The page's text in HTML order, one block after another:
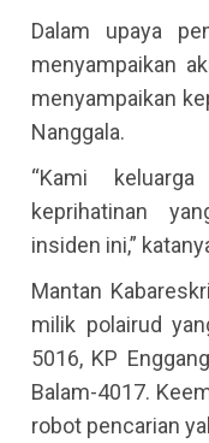
Dalam upaya
menyampaikan
menyampaikan
Nanggala.
“Kami
keprihatinan
insiden ini,”
Mantan
milik polairud
5016, KP
Balam-4017.
robot pencarian